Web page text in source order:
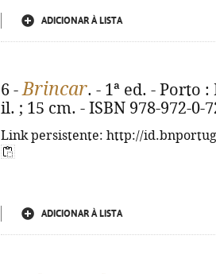
ADICIONAR À LISTA
6 -Brincar. - 1ª ed. - Porto
il. ; 15 cm. - ISBN 978-972-0-
Link persistente: http://
ADICIONAR À LISTA